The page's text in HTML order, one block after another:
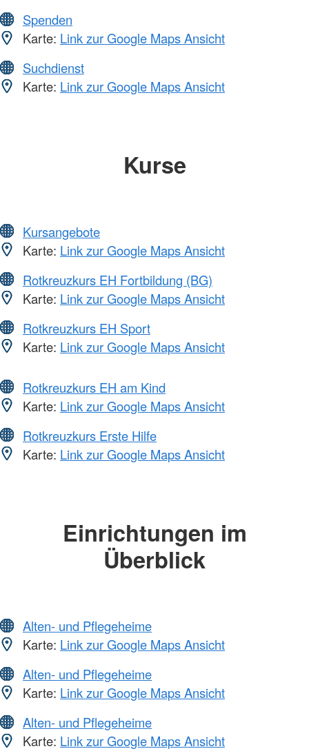
Spenden
Karte: Link zur Google Maps Ansicht
Suchdienst
Karte: Link zur Google Maps Ansicht
Kurse
Kursangebote
Karte: Link zur Google Maps Ansicht
Rotkreuzkurs EH Fortbildung (BG)
Karte: Link zur Google Maps Ansicht
Rotkreuzkurs EH Sport
Karte: Link zur Google Maps Ansicht
Rotkreuzkurs EH am Kind
Karte: Link zur Google Maps Ansicht
Rotkreuzkurs Erste Hilfe
Karte: Link zur Google Maps Ansicht
Einrichtungen im
Überblick
Alten- und Pflegeheime
Karte: Link zur Google Maps Ansicht
Alten- und Pflegeheime
Karte: Link zur Google Maps Ansicht
Alten- und Pflegeheime
Karte: Link zur Google Maps Ansicht